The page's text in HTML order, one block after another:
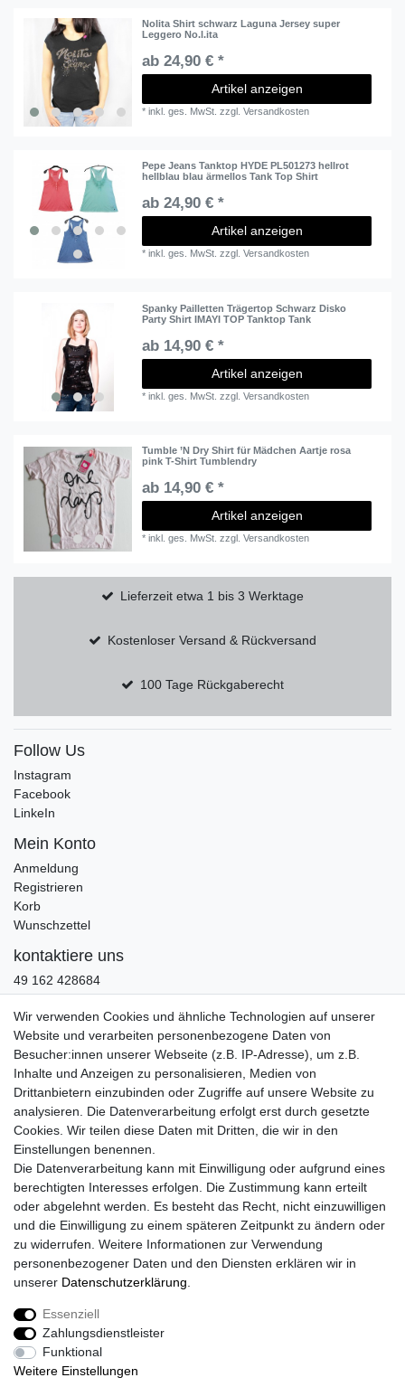
Nolita Shirt schwarz Laguna Jersey super
Leggero No.l.ita
ab 24,90 € *
Artikel anzeigen
*inkl. ges. MwSt. zzgl.Versandkosten
Pepe Jeans Tanktop HYDE PL501273 hellrot
hellblau blau ärmellos Tank Top Shirt
ab 24,90 € *
Artikel anzeigen
*inkl. ges. MwSt. zzgl.Versandkosten
Spanky Pailletten Trägertop Schwarz Disko
Party Shirt IMAYI TOP Tanktop Tank
ab 14,90 € *
Artikel anzeigen
*inkl. ges. MwSt. zzgl.Versandkosten
Tumble ’N Dry Shirt für Mädchen Aartje rosa
pink T-Shirt Tumblendry
ab 14,90 € *
Artikel anzeigen
*inkl. ges. MwSt. zzgl.Versandkosten
Lieferzeit etwa 1 bis 3 Werktage
Kostenloser Versand & Rückversand
100 Tage Rückgaberecht
Follow Us
Instagram
Facebook
LinkeIn
Mein Konto
Anmeldung
Registrieren
Korb
Wunschzettel
kontaktiere uns
49 162 428684
info@marken-martin.de
VORNAME
Hiermit bestätige ich, dass ich dieDaten­schutz­erklärunggelesen habe. Meine
Einwilligung kann ich jederzeit widerrufen.**
Abonnieren
** Hierbei handelt es sich um ein Pflichtfeld.
Widerrufs­recht Widerrufs­formular
Daten­schutz­erklärung
Wir verwenden Cookies und ähnliche Technologien auf unserer
Website und verarbeiten personenbezogene Daten von
Besucher:innen unserer Webseite (z.B. IP-Adresse), um z.B.
Inhalte und Anzeigen zu personalisieren, Medien von
Drittanbietern einzubinden oder Zugriffe auf unsere Website zu
analysieren. Die Datenverarbeitung erfolgt erst durch gesetzte
Cookies. Wir teilen diese Daten mit Dritten, die wir in den
Einstellungen benennen.
Die Datenverarbeitung kann mit Einwilligung oder aufgrund eines
berechtigten Interesses erfolgen. Die Zustimmung kann erteilt
oder abgelehnt werden. Es besteht das Recht, nicht einzuwilligen
und die Einwilligung zu einem späteren Zeitpunkt zu ändern oder
zu widerrufen. Weitere Informationen zur Verwendung
personenbezogener Daten und den Diensten erklären wir in
unserer Daten­schutz­erklärung
Essenziell
Zahlungsdienstleister
Funktional
Weitere Einstellungen